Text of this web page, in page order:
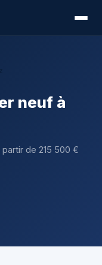
neuf à
partir de 215 500 €